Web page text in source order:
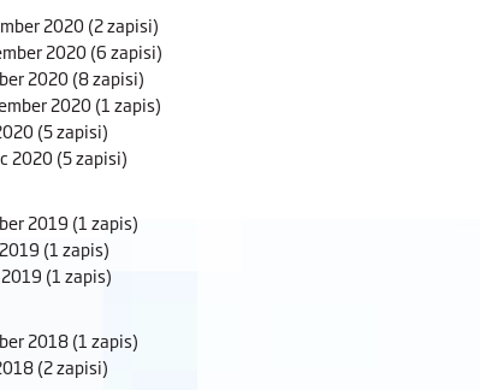
2020(2 zapisi)
2020(6 zapisi)
2020(8 zapisi)
2020(1 zapis)
(5 zapisi)
2020(5 zapisi)
2019 (1 zapis)
(1 zapis)
(1 zapis)
2018(1 zapis)
(2 zapisi)